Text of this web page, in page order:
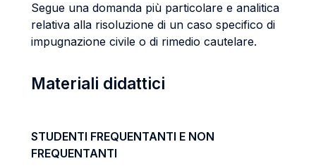
Segue una domanda più particolare e analitica
relativa alla risoluzione di un caso specifico di
impugnazione civile o di rimedio cautelare.
Materiali didattici
STUDENTI FREQUENTANTI E NON
FREQUENTANTI